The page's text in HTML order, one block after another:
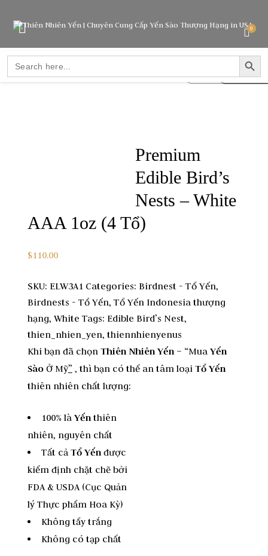
Search
for:
SEARCH
0
Premium
Edible Bird’s
Nests – White
AAA 1oz (4 Tổ)
$110.00
SKU: ELW3A1 Categories: Birdnest - Tổ Yến,
Birdnests - Tổ Yến, Tổ Yến Indonesia thượng
hạng, White Tags: Edible Bird’s Nest,
thien_nhien_yen,thiennhienyenus
Khi bạn đã chọn Thiên Nhiên Yến– “Mua Yến
SàoỞ Mỹ” , thì bạn có thể an tâm loại Tổ Yến
thiên nhiên chất lượng:
100% là Yếnthiên
nhiên, nguyên chất
Tất cảTổ Yếnđược
kiểm định chặt chẽ bởi
FDA & USDA (Cục Quản
lý Thực phẩm Hoa Kỳ)
Không tẩy trắng
Không có tạp chất
600.00
120.00
950.00
SALE! Original
275.00
275.00